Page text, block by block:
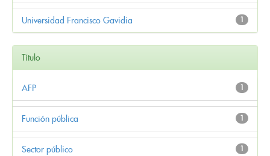
1
Universidad Francisco Gavidia
Título
1
AFP
1
Función pública
1
Sector público